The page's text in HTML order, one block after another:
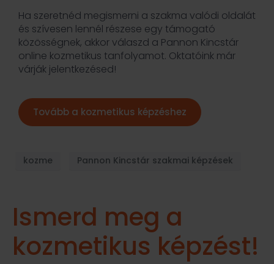
Ha szeretnéd megismerni a szakma valódi oldalát
és szívesen lennél részese egy támogató
közösségnek, akkor válaszd a Pannon Kincstár
online kozmetikus tanfolyamot. Oktatóink már
várják jelentkezésed!
Tovább a kozmetikus képzéshez
kozme Pannon Kincstár szakmai képzések
Ismerd meg a
kozmetikus képzést!